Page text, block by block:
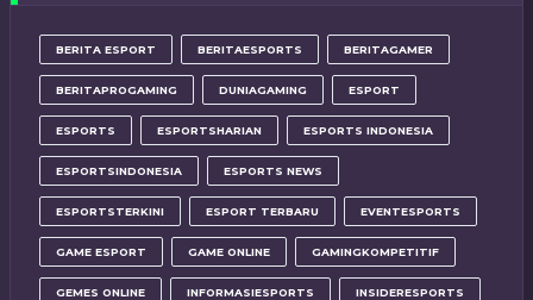
BERITA ESPORT BERITAESPORTS BERITAGAMER
BERITAPROGAMING DUNIAGAMING ESPORT
ESPORTS ESPORTSHARIAN ESPORTS INDONESIA
ESPORTSINDONESIA ESPORTS NEWS
ESPORTSTERKINI ESPORT TERBARU EVENTESPORTS
GAME ESPORT GAME ONLINE GAMINGKOMPETITIF
GEMES ONLINE INFORMASIESPORTS INSIDERESPORTS